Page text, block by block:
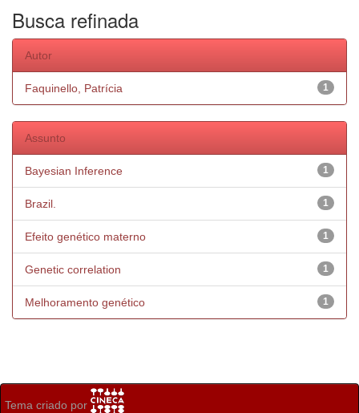
Busca refinada
Autor
1
Faquinello, Patrícia
Assunto
1
Bayesian Inference
1
Brazil.
1
Efeito genético materno
1
Genetic correlation
1
Melhoramento genético
Tema criado por